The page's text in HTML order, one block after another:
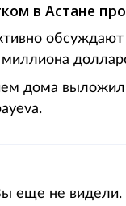
в Астане
дома выложил
еще не